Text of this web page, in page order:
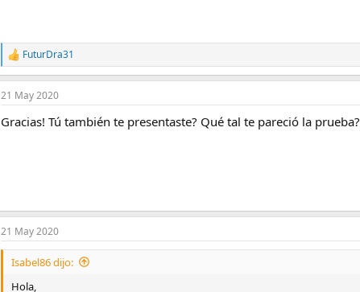
R
e
a
c
i
FuturDra31
21 May 2020
Gracias! Tú también te presentaste? Qué tal te pareció la prueba?
21 May 2020
Isabel86 dijo:
Hola,